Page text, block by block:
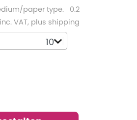
paper type.
0.2
inc. VAT, plus shipping